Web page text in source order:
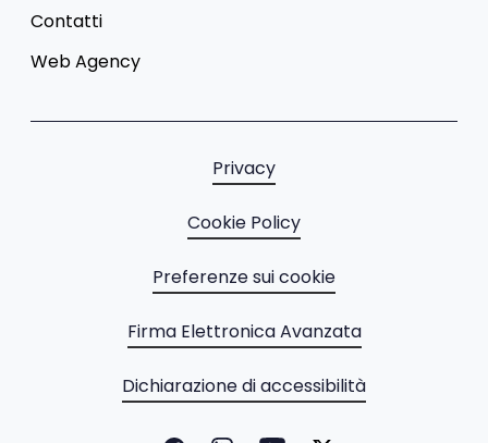
Contatti
Web Agency
Privacy
Cookie Policy
Preferenze sui cookie
Firma Elettronica Avanzata
Dichiarazione di accessibilità